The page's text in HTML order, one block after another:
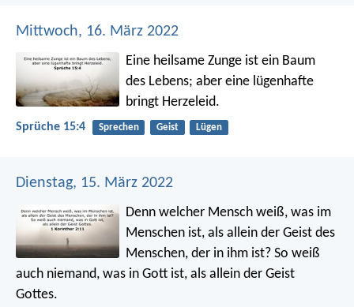
Mittwoch, 16. März 2022
Eine heilsame Zunge ist ein Baum
des Lebens; aber eine lügenhafte
bringt Herzeleid.
Sprüche 15:4 Sprechen Geist Lügen
Dienstag, 15. März 2022
Denn welcher Mensch weiß, was im
Menschen ist, als allein der Geist des
Menschen, der in ihm ist? So weiß
auch niemand, was in Gott ist, als allein der Geist
Gottes.